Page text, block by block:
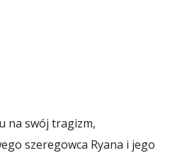
na swój tragizm,
szeregowca Ryana i jego